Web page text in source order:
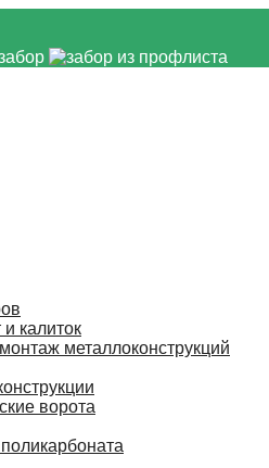
калиток
металлоконструкций
ворота